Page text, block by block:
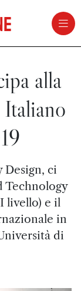
alla
Design, ci
Technology
livello) e il
in
di